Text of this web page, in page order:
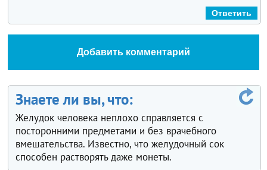
Ответить
Добавить комментарий
Знаете ли вы, что:
Желудок человека неплохо справляется с
посторонними предметами и без врачебного
вмешательства. Известно, что желудочный сок
способен растворять даже монеты.